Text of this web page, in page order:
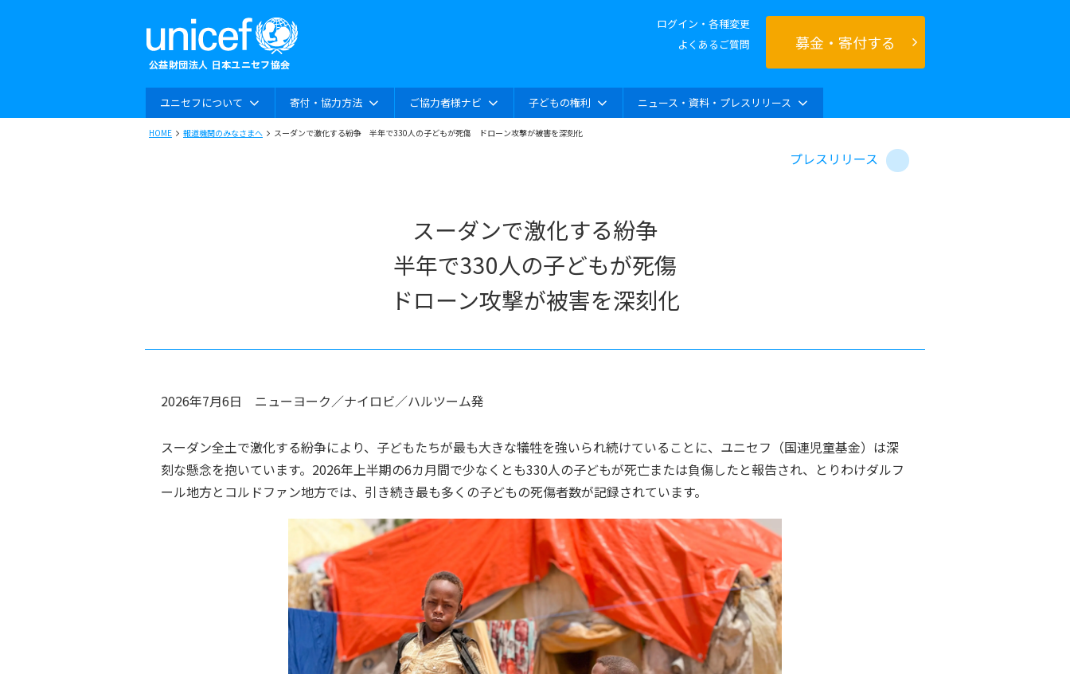
ログイン・各種変更
よくあるご質問
募金・寄付する
ユニセフについて 寄付・協力方法 ご協力者様ナビ 子どもの権利 ニュース・資料・プレスリリース
HOME 報道機関のみなさまへ スーダンで激化する紛争 半年で330人の子どもが死傷 ドローン攻撃が被害を深刻化
プレスリリース
スーダンで激化する紛争
半年で330人の子どもが死傷
ドローン攻撃が被害を深刻化
2026年7月6日 ニューヨーク／ナイロビ／ハルツーム発
スーダン全土で激化する紛争により、子どもたちが最も大きな犠牲を強いられ続けていることに、ユニセフ（国連児童基金）は深
刻な懸念を抱いています。2026年上半期の6カ月間で少なくとも330人の子どもが死亡または負傷したと報告され、とりわけダルフ
ール地方とコルドファン地方では、引き続き最も多くの子どもの死傷者数が記録されています。